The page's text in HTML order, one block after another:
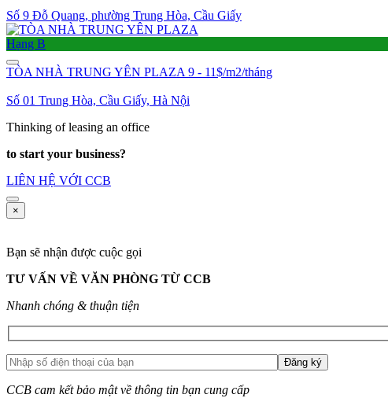
Số 9 Đỗ Quang, phường Trung Hòa, Cầu Giấy
Hạng B
TÒA NHÀ TRUNG YÊN PLAZA 9 - 11$/m2/tháng
Số 01 Trung Hòa, Cầu Giấy, Hà Nội
Thinking of leasing an office
to start your business?
LIÊN HỆ VỚI CCB
×
Bạn sẽ nhận được cuộc gọi
TƯ VẤN VỀ VĂN PHÒNG TỪ CCB
Nhanh chóng & thuận tiện
CCB cam kết bảo mật về thông tin bạn cung cấp